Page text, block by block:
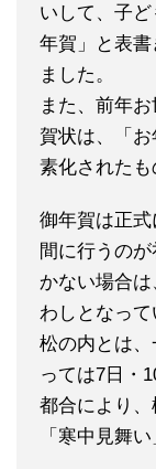
いして、子
年賀」と表
ました。
また、前年
賀状は、「
素化されたも
御年賀は正
間に行うの
かない場合
わしとなって
松の内とは、
っては7日・
都合により
「寒中見舞